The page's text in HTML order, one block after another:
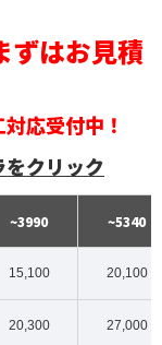
ずはお見積
応受付中！
クリック
~3990 ~5340
15,100 20,100
20,300 27,000